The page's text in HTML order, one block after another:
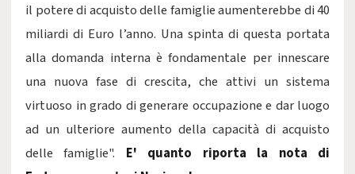
il potere di acquisto delle famiglie aumenterebbe di 40
miliardi di Euro l’anno. Una spinta di questa portata
alla domanda interna è fondamentale per innescare
una nuova fase di crescita, che attivi un sistema
virtuoso in grado di generare occupazione e dar luogo
ad un ulteriore aumento della capacità di acquisto
delle famiglie". E' quanto riporta la nota di